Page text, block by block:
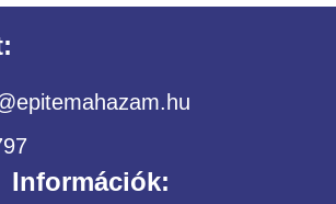
Információk: